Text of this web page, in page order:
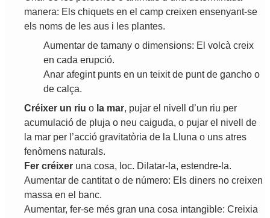
manera: Els chiquets en el camp creixen ensenyant-se
els noms de les aus i les plantes.
Aumentar de tamany o dimensions: El volcà creix
en cada erupció.
Anar afegint punts en un teixit de punt de gancho o
de calça.
Créixer un riu o la mar, pujar el nivell d’un riu per
acumulació de pluja o neu caiguda, o pujar el nivell
de
la mar per ’acció gravitatòria de la Lluna o uns atres
fenòmens naturals.
Fer créixer una cosa, loc. Dilatar- la, estendre- la.
Aumentar de cantitat o de número: Els diners no creixen
massa en el banc.
Aumentar, fer-se més gran una cosa intangible: Creixia